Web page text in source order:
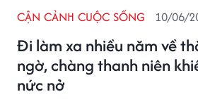
Đi làm xa nhiều năm về
ngờ, chàng thanh niên
nức nở
CẬN CẢNH CUỘC SỐNG 10/06/